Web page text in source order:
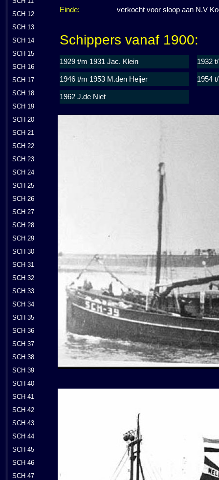
SCH 12
SCH 13
SCH 14
SCH 15
SCH 16
SCH 17
SCH 18
SCH 19
SCH 20
SCH 21
SCH 22
SCH 23
SCH 24
SCH 25
SCH 26
SCH 27
SCH 28
SCH 29
SCH 30
SCH 31
SCH 32
SCH 33
SCH 34
SCH 35
SCH 36
SCH 37
SCH 38
SCH 39
SCH 40
SCH 41
SCH 42
SCH 43
SCH 44
SCH 45
SCH 46
SCH 47
Einde:
verkocht voor sloop aan N.V
Schippers vanaf 1900:
1929 t/m 1931 Jac. Klein 1932
1946 t/m 1953 M.den Heijer 1954
1962 J.de Niet